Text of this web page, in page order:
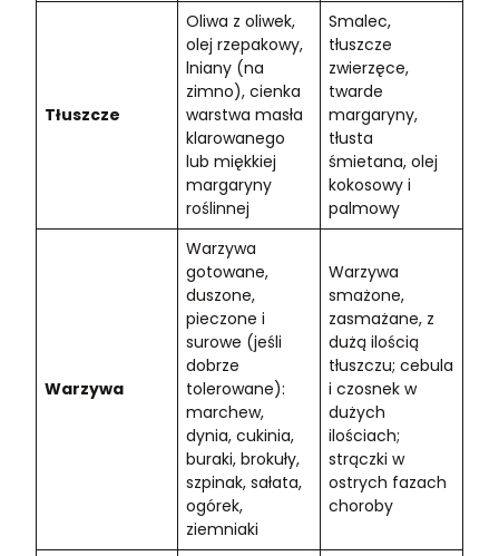
Tłuszcze
Oliwa z oliwek,
olej rzepakowy,
lniany (na
zimno), cienka
warstwa masła
klarowanego
lub miękkiej
margaryny
roślinnej
Smalec,
tłuszcze
zwierzęce,
twarde
margaryny,
tłusta
śmietana, olej
kokosowy i
palmowy
Warzywa
Warzywa
gotowane,
duszone,
pieczone i
surowe (jeśli
dobrze
tolerowane):
marchew,
dynia, cukinia,
buraki, brokuły,
szpinak, sałata,
ogórek,
ziemniaki
Warzywa
smażone,
zasmażane, z
dużą ilością
tłuszczu; cebula
i czosnek w
dużych
ilościach;
strączki w
ostrych fazach
choroby